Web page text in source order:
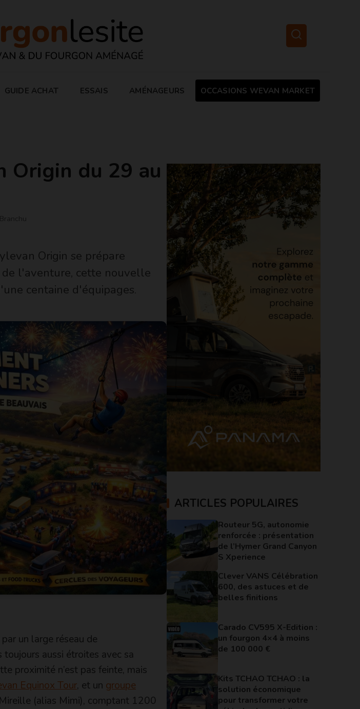
GUIDE ACHAT ESSAIS AMÉNAGEURS OCCASIONS WEVAN MARKET
Origin du 29 au
Origin se prépare
l'aventure, cette nouvelle
centaine d'équipages.
un large réseau de
aussi étroites avec sa
proximité n’est pas feinte, mais
Equinox Tour, et un groupe
(alias Mimi), comptant 1200
ARTICLES POPULAIRES
Routeur 5G, autonomie
renforcée : présentation
de l’Hymer Grand Canyon
S Xperience
Clever VANS Célébration
600, des astuces et de
belles finitions
Carado CV595 X-Edition :
un fourgon 4×4 à moins
de 100 000 €
Kits TCHAO TCHAO : la
solution économique
pour transformer votre